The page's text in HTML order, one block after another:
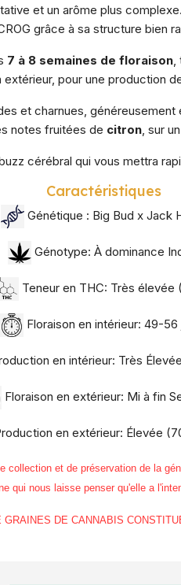
et un arôme plus
grâce à sa structure bien
7 à 8 semaines de floraison,
pour une production
et charnues,
notes fruitées de citron, sur
cérébral qui vous mettra
Caractéristiques
Génétique : Big Bud x Jack
Génotype: À dominance
Teneur en THC: Très élevée
Floraison en intérieur: 49-56
en intérieur: Très
Floraison en extérieur: Mi à fin
en extérieur: Élevée
et de préservation de la
qui nous laisse penser qu'elle a
DE CANNABIS